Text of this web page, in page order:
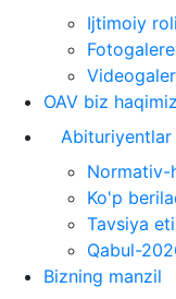
Ijtimoiy
OAV biz
Abituriyentlar
Normativ-
Ko'p
Tavsiya
Qabul-
Bizning manzil